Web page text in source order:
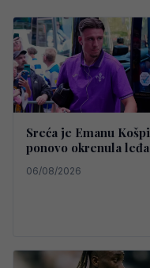
Sreća je Emanu Košpi
ponovo okrenula leđa
06/08/2026